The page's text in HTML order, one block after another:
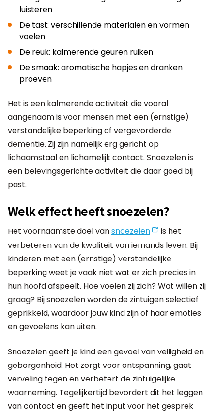
luisteren
De tast: verschillende materialen en vormen
voelen
De reuk: kalmerende geuren ruiken
De smaak: aromatische hapjes en dranken
proeven
Het is een kalmerende activiteit die vooral
aangenaam is voor mensen met een (ernstige)
verstandelijke beperking of vergevorderde
dementie. Zij zijn namelijk erg gericht op
lichaamstaal en lichamelijk contact. Snoezelen is
een belevingsgerichte activiteit die daar goed bij
past.
Welk effect heeft snoezelen?
Het voornaamste doel vansnoezelen
is het
verbeteren van de kwaliteit van iemands leven. Bij
kinderen met een (ernstige) verstandelijke
beperking weet je vaak niet wat er zich precies in
hun hoofd afspeelt. Hoe voelen zij zich? Wat willen zij
graag? Bij snoezelen worden de zintuigen selectief
geprikkeld, waardoor jouw kind zijn of haar emoties
en gevoelens kan uiten.
Snoezelen geeft je kind een gevoel van veiligheid en
geborgenheid. Het zorgt voor ontspanning, gaat
verveling tegen en verbetert de zintuigelijke
waarneming. Tegelijkertijd bevordert dit het leggen
van contact en geeft het input voor het gesprek